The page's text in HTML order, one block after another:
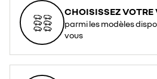
CHOISISSEZ VOTRE
parmi les modèles
vous